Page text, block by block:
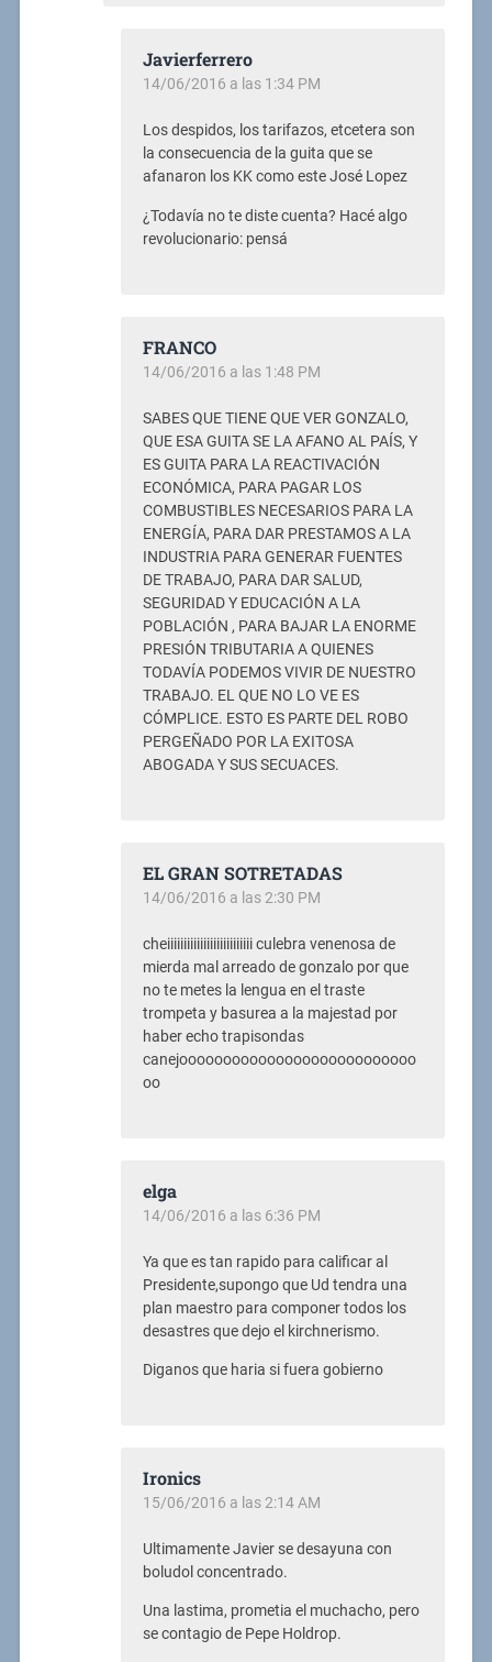
Javierferrero
14/06/2016 a las 1:34 PM
Los despidos, los tarifazos, etcetera son
la consecuencia de la guita que se
afanaron los KK como este José Lopez
¿Todavía no te diste cuenta? Hacé algo
revolucionario: pensá
FRANCO
14/06/2016 a las 1:48 PM
SABES QUE TIENE QUE VER GONZALO,
QUE ESA GUITA SE LA AFANO AL PAÍS, Y
ES GUITA PARA LA REACTIVACIÓN
ECONÓMICA, PARA PAGAR LOS
COMBUSTIBLES NECESARIOS PARA LA
ENERGÍA, PARA DAR PRESTAMOS A LA
INDUSTRIA PARA GENERAR FUENTES
DE TRABAJO, PARA DAR SALUD,
SEGURIDAD Y EDUCACIÓN A LA
POBLACIÓN , PARA BAJAR LA ENORME
PRESIÓN TRIBUTARIA A QUIENES
TODAVÍA PODEMOS VIVIR DE NUESTRO
TRABAJO. EL QUE NO LO VE ES
CÓMPLICE. ESTO ES PARTE DEL ROBO
PERGEÑADO POR LA EXITOSA
ABOGADA Y SUS SECUACES.
EL GRAN SOTRETADAS
14/06/2016 a las 2:30 PM
cheiiiiiiiiiiiiiiiiiiiiiiiiii culebra venenosa de
mierda mal arreado de gonzalo por que
no te metes la lengua en el traste
trompeta y basurea a la majestad por
haber echo trapisondas
canejooooooooooooooooooooooooooo
oo
elga
14/06/2016 a las 6:36 PM
Ya que es tan rapido para calificar al
Presidente,supongo que Ud tendra una
plan maestro para componer todos los
desastres que dejo el kirchnerismo.
Diganos que haria si fuera gobierno
Ironics
15/06/2016 a las 2:14 AM
Ultimamente Javier se desayuna con
boludol concentrado.
Una lastima, prometia el muchacho, pero
se contagio de Pepe Holdrop.